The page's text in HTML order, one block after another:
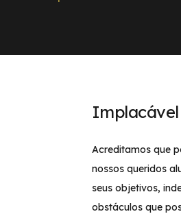
Acreditamos que
nossos queridos
seus objetivos,
obstáculos que